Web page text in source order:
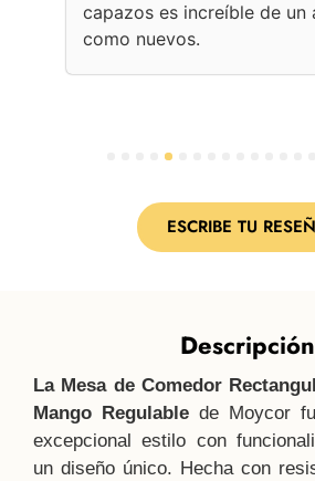
capazos es increíble de un
como nuevos.
9
ESCRIBE TU
Descripción
La Mesa de Comedor
Mango Regulable de Moycor
excepcional estilo con
un diseño único. Hecha con